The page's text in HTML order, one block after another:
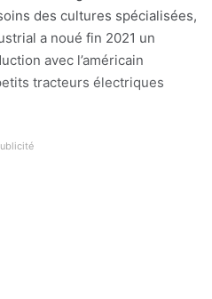
des cultures spécialisées,
a noué fin 2021 un
avec l’américain
tracteurs électriques